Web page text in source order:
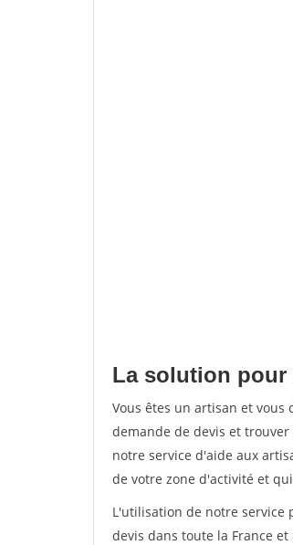
La solution pour
Vous êtes un artisan et vous
demande de devis et
notre service d'aide aux
de votre zone d'activité et
L'utilisation de notre service
devis dans toute la France